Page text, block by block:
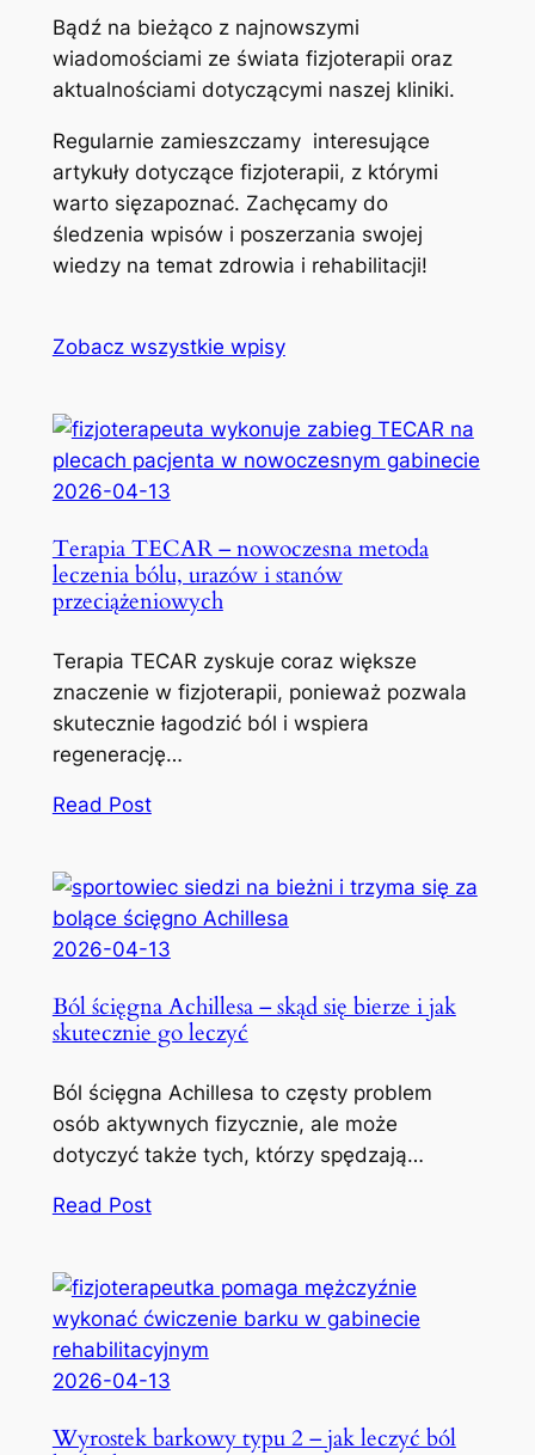
Bądź na bieżąco z najnowszymi
wiadomościami ze świata fizjoterapii oraz
aktualnościami dotyczącymi naszej kliniki.
Regularnie zamieszczamy interesujące
artykuły dotyczące fizjoterapii, z którymi
warto sięzapoznać. Zachęcamy do
śledzenia wpisów i poszerzania swojej
wiedzy na temat zdrowia i rehabilitacji!
Zobacz wszystkie wpisy
2026-04-13
Terapia TECAR – nowoczesna metoda
leczenia bólu, urazów i stanów
przeciążeniowych
Terapia TECAR zyskuje coraz większe
znaczenie w fizjoterapii, ponieważ pozwala
skutecznie łagodzić ból i wspiera
regenerację…
Read Post
2026-04-13
Ból ścięgna Achillesa – skąd się bierze i jak
skutecznie go leczyć
Ból ścięgna Achillesa to częsty problem
osób aktywnych fizycznie, ale może
dotyczyć także tych, którzy spędzają…
Read Post
2026-04-13
Wyrostek barkowy typu 2 – jak leczyć ból